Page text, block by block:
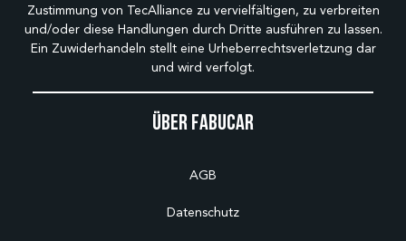
Über Fabucar
AGB
Datenschutz
Zustimmung von TecAlliance zu vervielfältigen, zu verbreiten
und/oder diese Handlungen durch Dritte ausführen zu lassen.
Ein Zuwiderhandeln stellt eine Urheberrechtsverletzung dar
und wird verfolgt.